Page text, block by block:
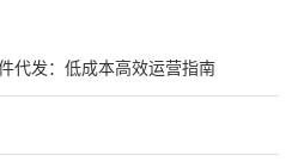
代发：低成本高效运营指南